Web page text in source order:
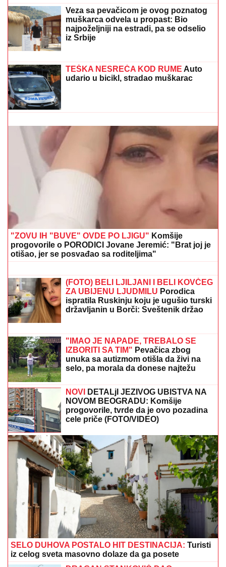
"Jedini je rekao "NEĆU NIKAD!"
Jovana Jeremić ZAPLAKALA pred
kamerama ZBOG BIZNISMENA: Javno
je PONIZIO, a onda potezom iznenadio
PORODILA SE ZVEZDA GRANDAPlavokosa
pevačica donela na svet sina, roditelji dali ime sa
MOĆNIM ZNAČENJEM
"ZAPLAČEM KADA MI JE TEŠKO"
Mina Kostić se nakon izlaska iz "Laze"
ne odvaja od Kaspera: On joj se sada
obratio emotivnim rečima
Veza sa pevačicom je ovog poznatog
muškarca odvela u propast: Bio
iz Srbije
"DOK JA RAĐAM NAŠ BLAGOSLOV, TI ME VARAŠ U
NAŠEM KREVETU"Pevačicu je muž prevario dok je
bila u porodilištu: "To boli"
TEŠKA NESREĆA KOD RUMEAuto
udario u bicikl, stradao muškarac
DOJAVA O BOMBI NA AUTOBUSKOJ
STANICIDrama u Prištini: Sve vrvi od
policije